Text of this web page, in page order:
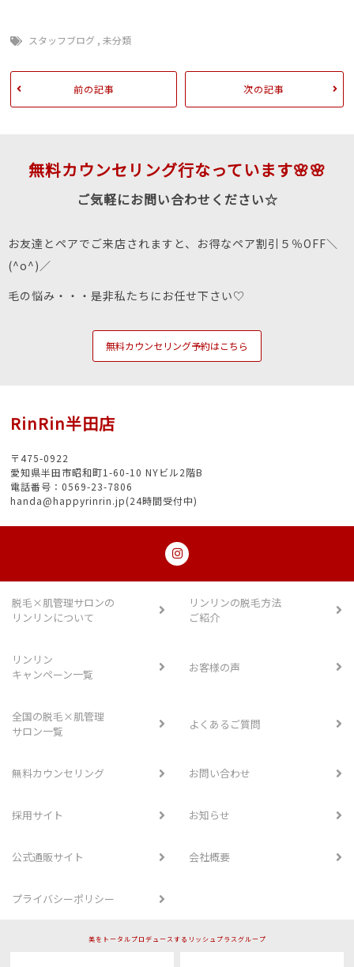
スタッフブログ ,未分類
前の記事 次の記事
無料カウンセリング行なっています🌸🌸
ご気軽にお問い合わせください☆
お友達とペアでご来店されますと、お得なペア割引５％OFF＼
(^o^)／
毛の悩み・・・是非私たちにお任せ下さい♡
無料カウンセリング予約はこちら
RinRin半田店
〒475-0922
愛知県半田市昭和町1-60-10 NYビル2階B
電話番号：0569-23-7806
handa@happyrinrin.jp(24時間受付中)
脱毛×肌管理サロンの
リンリンについて
リンリンの脱毛方法
ご紹介
リンリン
キャンペーン一覧
お客様の声
全国の脱毛×肌管理
サロン一覧
よくあるご質問
無料カウンセリング お問い合わせ
採用サイト お知らせ
公式通販サイト 会社概要
プライバシーポリシー
美をトータルプロデュースするリッシュプラスグループ